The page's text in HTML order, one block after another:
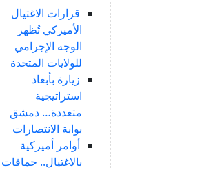
قرارات الاغتيال
الأميركي تُظهر
الوجه الإجرامي
للولايات المتحدة
زيارة بأبعاد
استراتيجية
متعددة… دمشق
بوابة الانتصارات
أوامر أميركية
بالاغتيال.. حماقات